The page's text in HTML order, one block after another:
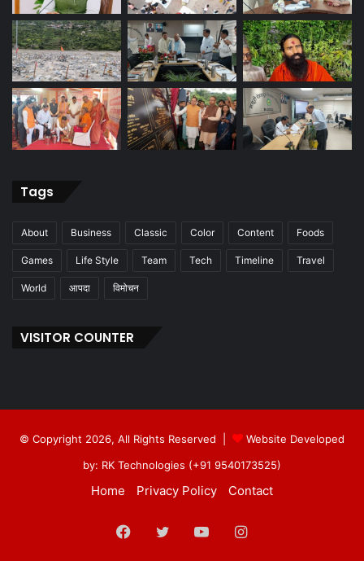
Tags
About Business Classic Color Content Foods
Games Life Style Team Tech Timeline Travel
World आपदा विमोचन
VISITOR COUNTER
© Copyright 2026, All Rights Reserved |
Website Developed
by: RK Technologies (+91 9540173525)
Home Privacy Policy Contact
Facebook
TwitterYouTubeInstagram